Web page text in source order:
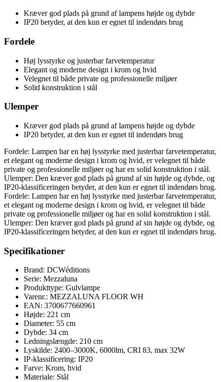
Kræver god plads på grund af lampens højde og dybde
IP20 betyder, at den kun er egnet til indendørs brug
Fordele
Høj lysstyrke og justerbar farvetemperatur
Elegant og moderne design i krom og hvid
Velegnet til både private og professionelle miljøer
Solid konstruktion i stål
Ulemper
Kræver god plads på grund af lampens højde og dybde
IP20 betyder, at den kun er egnet til indendørs brug
Fordele: Lampen har en høj lysstyrke med justerbar farvetemperatur,
et elegant og moderne design i krom og hvid, er velegnet til både
private og professionelle miljøer og har en solid konstruktion i stål.
Ulemper: Den kræver god plads på grund af sin højde og dybde, og
IP20-klassificeringen betyder, at den kun er egnet til indendørs brug.
Fordele: Lampen har en høj lysstyrke med justerbar farvetemperatur,
et elegant og moderne design i krom og hvid, er velegnet til både
private og professionelle miljøer og har en solid konstruktion i stål.
Ulemper: Den kræver god plads på grund af sin højde og dybde, og
IP20-klassificeringen betyder, at den kun er egnet til indendørs brug.
Specifikationer
Brand: DCWéditions
Serie: Mezzaluna
Produkttype: Gulvlampe
Varenr.: MEZZALUNA FLOOR WH
EAN: 3700677660961
Højde: 221 cm
Diameter: 55 cm
Dybde: 34 cm
Ledningslængde: 210 cm
Lyskilde: 2400–3000K, 6000lm, CRI 83, max 32W
IP-klassificering: IP20
Farve: Krom, hvid
Materiale: Stål